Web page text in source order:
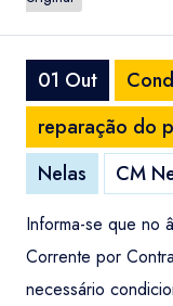
01 Out
reparação do
Nelas
CM
Informa-se que no
Corrente por
necessário